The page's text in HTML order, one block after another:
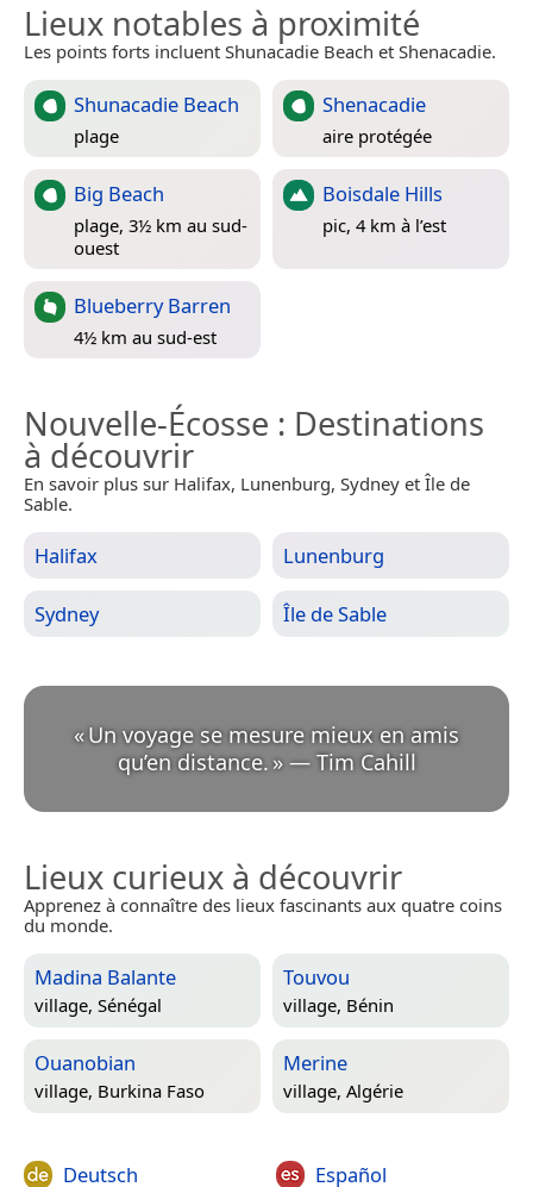
Lieux notables à proximité
Les points forts incluent Shunacadie Beach et Shenacadie.
Shunacadie Beach
plage
Shenacadie
aire protégée
Big Beach
plage, 3½ km au sud-
ouest
Boisdale Hills
pic, 4 km à l’est
Blueberry Barren
4½ km au sud-est
Nouvelle-Écosse : Destinations
à découvrir
En savoir plus sur Halifax, Lunenburg, Sydney et Île de
Sable.
Halifax Lunenburg
Sydney Île de Sable
«Un voyage se mesure mieux en amis
qu’en distance. » — Tim Cahill
Lieux curieux à découvrir
Apprenez à connaître des lieux fascinants aux quatre coins
du monde.
Madina Balante
village, Sénégal
Touvou
village, Bénin
Ouanobian
village, Burkina Faso
Merine
village, Algérie
Deutsch Español